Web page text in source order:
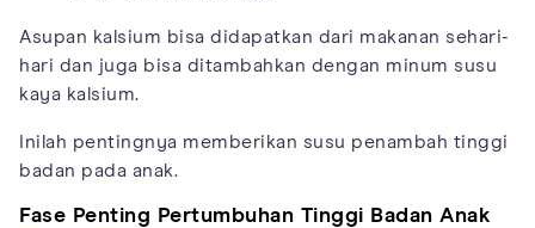
Asupan kalsium bisa didapatkan dari makanan sehari-
hari dan juga bisa ditambahkan dengan minum susu
kaya kalsium.
Inilah pentingnya memberikan susu penambah tinggi
badan pada anak.
Fase Penting Pertumbuhan Tinggi Badan Anak